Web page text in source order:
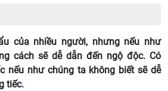
của nhiều người, nhưng nếu như
cách sẽ dễ dẫn đến ngộ độc. Có
nếu như chúng ta không biết sẽ dễ
tiếc.